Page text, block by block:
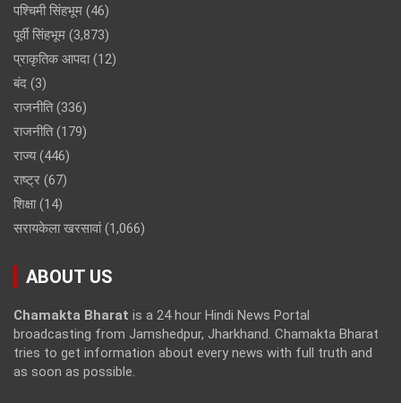
पश्चिमी सिंहभूम (46)
पूर्वी सिंहभूम (3,873)
प्राकृतिक आपदा(12)
बंद (3)
राजनीति(336)
राजनीति(179)
राज्य(446)
राष्ट्र (67)
शिक्षा(14)
सरायकेला खरसावां(1,066)
ABOUT US
Chamakta Bharat is a 24 hour Hindi News Portal
broadcasting from Jamshedpur, Jharkhand. Chamakta Bharat
tries to get information about every news with full truth and
as soon as possible.